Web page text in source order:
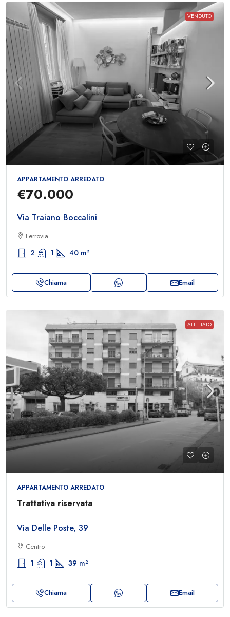
VENDUTO
APPARTAMENTO ARREDATO
€70.000
Via Traiano Boccalini
Ferrovia
2 1 40 m²
Chiama Email
AFFITTATO
APPARTAMENTO ARREDATO
Trattativa riservata
Via Delle Poste, 39
Centro
1 1 39 m²
Chiama Email